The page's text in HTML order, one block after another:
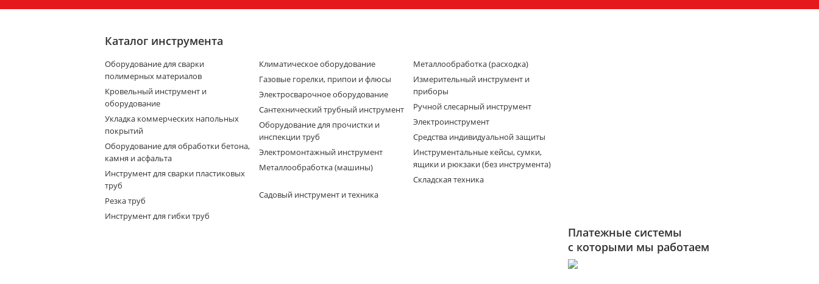
Каталог инструмента
Оборудование для сварки
полимерных материалов
Кровельный инструмент и
оборудование
Укладка коммерческих напольных
покрытий
Оборудование для обработки бетона,
камня и асфальта
Инструмент для сварки пластиковых
труб
Резка труб
Инструмент для гибки труб
Климатическое оборудование
Газовые горелки, припои и флюсы
Электросварочное оборудование
Сантехнический трубный инструмент
Оборудование для прочистки и
инспекции труб
Электромонтажный инструмент
Металлообработка (машины)
Металлообработка (расходка)
Измерительный инструмент и
приборы
Ручной слесарный инструмент
Электроинструмент
Средства индивидуальной защиты
Инструментальные кейсы, сумки,
ящики и рюкзаки (без инструмента)
Складская техника
Садовый инструмент и техника
Платежные системы
с которыми мы работаем